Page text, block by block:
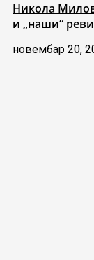
Никола
и „наши“
новембар 20,